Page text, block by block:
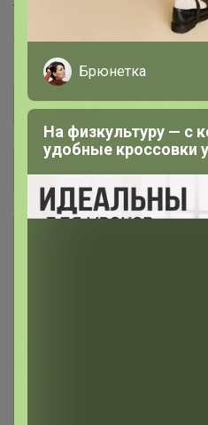
Торговые марки
UNIQLO™ юникло™
Брюнетка
На физкультуру — с
удобные кроссовки